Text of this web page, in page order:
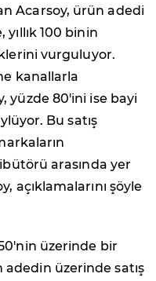
Acarsoy, ürün adedi
100 binin
vurguluyor.
kanallarla
yüzde 80'ini ise bayi
Bu satış
arasında yer
açıklamalarını şöyle
üzerinde bir
üzerinde satış